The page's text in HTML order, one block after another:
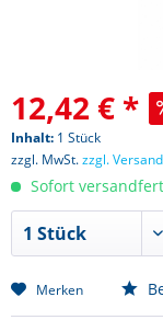
12,42 € *
Inhalt: 1 Stück
zzgl. MwSt.zzgl.
Sofort
Merken